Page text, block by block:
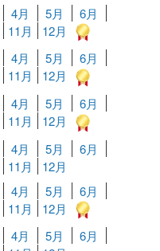
4月 5月
6月
11月 12月
4月 5月
6月
11月 12月
4月 5月
6月
11月 12月
4月 5月
6月
11月 12月
4月 5月
6月
11月 12月
4月 5月
6月